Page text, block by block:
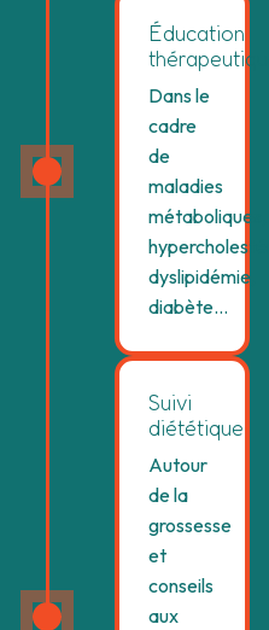
Éducation
Dans le
cadre
de
maladies
métaboliques,
dyslipidémie,
diabète…
Suivi
diététique
Autour
de la
grossesse
et
conseils
aux